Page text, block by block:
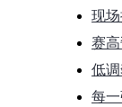
现
赛
低
每